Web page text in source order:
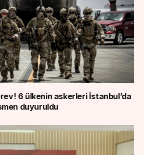
6 ülkenin askerleri İstanbul’da
duyuruldu